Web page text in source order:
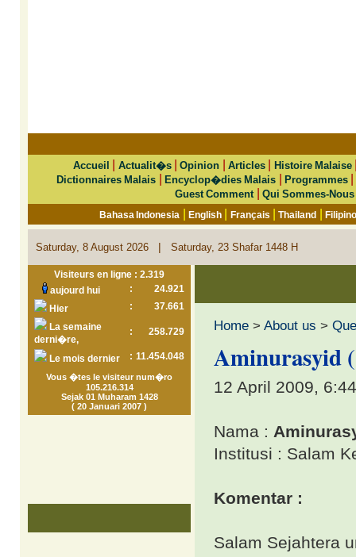
Accueil Actualit�s|Opinion Articles| Histoire Malaise
Dictionnaires Malais |Encyclop�dies Malais |Programmes
Guest Comment Qui Sommes-Nous
Bahasa Indonesia |English Français |Thailand |
Saturday, 8 August 2026 | Saturday, 23 Shafar 1448 H
Visiteurs en ligne : 2.319
aujourd hui
:
24.921
Hier
:
37.661
La semaine
derni�re,
: 258.729
Le mois dernier : 11.454.048
Vous �tes le visiteur num�ro
105.216.314
Sejak 01 Muharam 1428
( 20 Januari 2007 )
Home > About us >
Aminurasyid
12 April 2009,
Nama :
Institusi : Salam
Komentar :
Salam Sejahtera